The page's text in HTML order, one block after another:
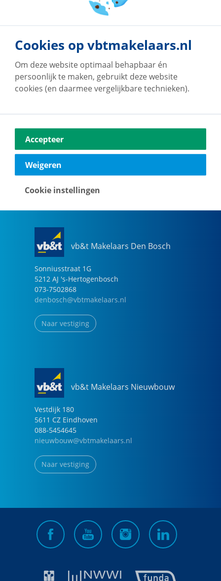
helmond@vbtmakelaars.nl
Naar vestiging
Vestdijk 180
5611 CZ Eindhoven
040-2696949
vb&t Makelaars Den Bosch
Sonniusstraat 1G
5212 AJ 's-Hertogenbosch
073-7502868
denbosch@vbtmakelaars.nl
Naar vestiging
vb&t Makelaars Nieuwbouw
Vestdijk 180
5611 CZ Eindhoven
088-5454645
nieuwbouw@vbtmakelaars.nl
Naar vestiging
Cookies op vbtmakelaars.nl
Om deze website optimaal behapbaar én
persoonlijk te maken, gebruikt deze website
cookies (en daarmee vergelijkbare technieken).
Accepteer
Weigeren
Cookie instellingen